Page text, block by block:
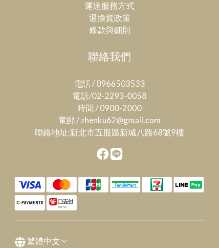
運送服務方式
退換貨政策
條款與細則
聯絡我們
電話 / 0966503533
電話/02-2293-0058
時間 / 0900-2000
電郵 / zhenku62@gmail.com
聯絡地址:新北市五股區新城八路68號9樓
繁體中文